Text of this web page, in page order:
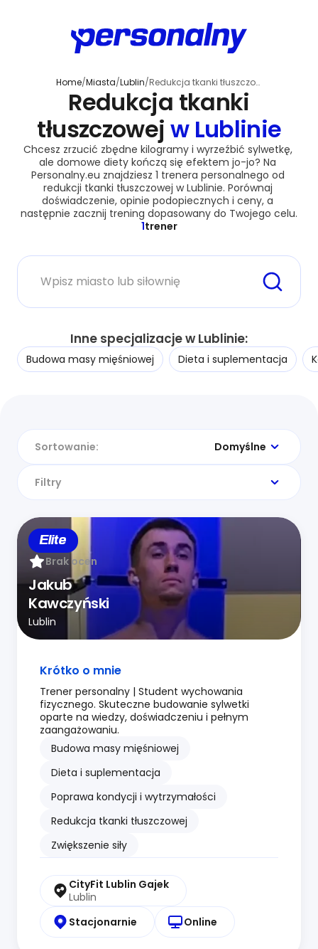
Home/Miasta/Lublin/ Redukcja tkanki tłuszczowej
Redukcja tkanki
tłuszczowej w Lublinie
Chcesz zrzucić zbędne kilogramy i wyrzeźbić sylwetkę,
ale domowe diety kończą się efektem jo-jo? Na
Personalny.eu znajdziesz 1 trenera personalnego od
redukcji tkanki tłuszczowej w Lublinie. Porównaj
doświadczenie, opinie podopiecznych i ceny, a
następnie zacznij trening dopasowany do Twojego celu.
1trener
Miasto lub siłownia
Inne specjalizacje w Lublinie:
Budowa masy mięśniowej Dieta i suplementacja
Sortowanie: Domyślne
Filtry
Elite
Brak ocen
Jakub
Kawczyński
Lublin
Krótko o mnie
Trener personalny | Student wychowania
fizycznego. Skuteczne budowanie sylwetki
oparte na wiedzy, doświadczeniu i pełnym
zaangażowaniu.
Budowa masy mięśniowej
Dieta i suplementacja
Poprawa kondycji i wytrzymałości
Redukcja tkanki tłuszczowej
Zwiększenie siły
CityFit Lublin Gajek
Lublin
Stacjonarnie
Online